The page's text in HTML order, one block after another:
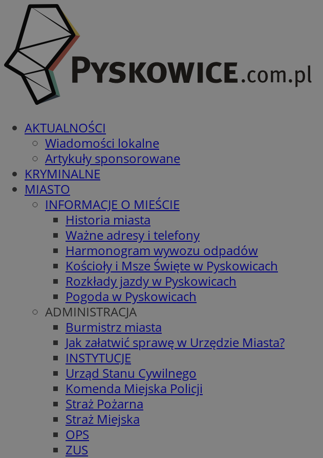
AKTUALNOŚCI
Wiadomości lokalne
Artykuły sponsorowane
KRYMINALNE
MIASTO
INFORMACJE O MIEŚCIE
Historia miasta
Ważne adresy i telefony
Harmonogram wywozu odpadów
Kościoły i Msze Święte w Pyskowicach
Rozkłady jazdy w Pyskowicach
Pogoda w Pyskowicach
ADMINISTRACJA
Burmistrz miasta
Jak załatwić sprawę w Urzędzie Miasta?
INSTYTUCJE
Urząd Stanu Cywilnego
Komenda Miejska Policji
Straż Pożarna
Straż Miejska
OPS
ZUS